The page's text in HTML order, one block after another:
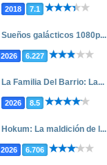
2018 7.1
Sueños galácticos 1080p...
2026 6.227
La Familia Del Barrio: La...
2026 8.5
Hokum: La maldición de l...
2026 6.706